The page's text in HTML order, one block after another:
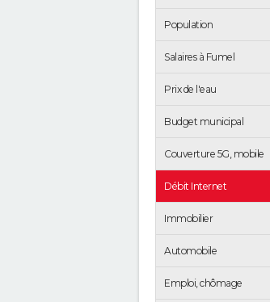
Population
Salaires à Fumel
Prix de l'eau
Budget municipal
Couverture 5G, mobile
Débit Internet
Immobilier
Automobile
Emploi, chômage